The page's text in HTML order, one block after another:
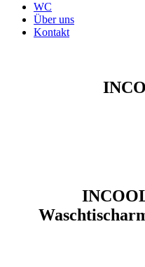
WC
Über uns
Kontakt